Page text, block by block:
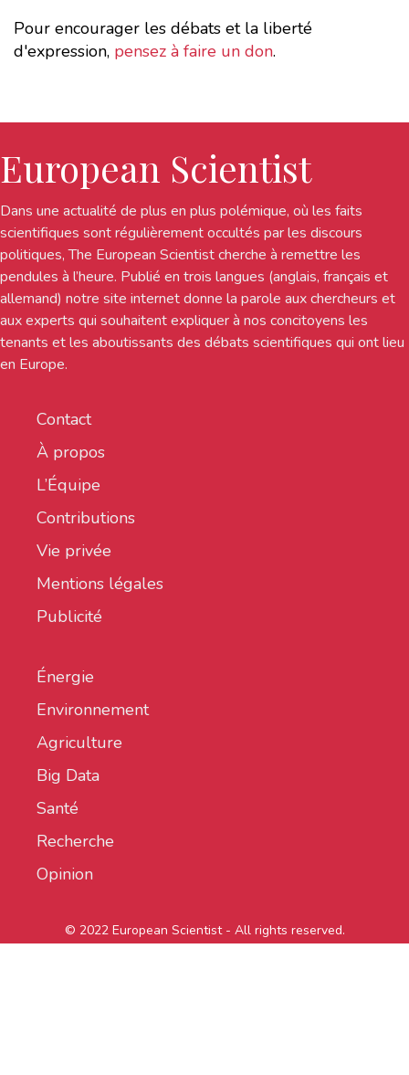
Pour encourager les débats et la liberté
d'expression, pensez à faire un don.
European Scientist
Dans une actualité de plus en plus polémique, où les faits
scientifiques sont régulièrement occultés par les discours
politiques, The European Scientist cherche à remettre les
pendules à l’heure. Publié en trois langues (anglais, français et
allemand) notre site internet donne la parole aux chercheurs et
aux experts qui souhaitent expliquer à nos concitoyens les
tenants et les aboutissants des débats scientifiques qui ont lieu
en Europe.
Contact
À propos
L’Équipe
Contributions
Vie privée
Mentions légales
Publicité
Énergie
Environnement
Agriculture
Big Data
Santé
Recherche
Opinion
© 2022 European Scientist - All rights reserved.